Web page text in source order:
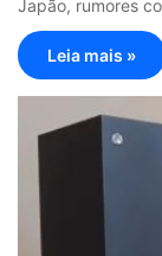
Japão, rumores
Leia mais »